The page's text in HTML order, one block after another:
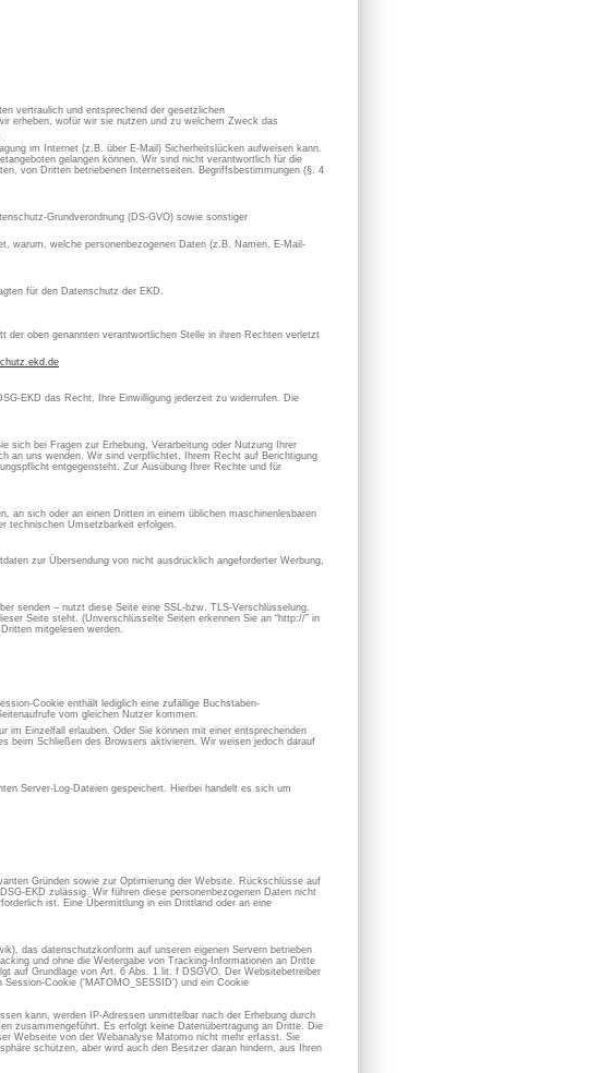
vertraulich und entsprechend der gesetzlichen
erheben, wofür wir sie nutzen und zu welchem Zweck das
im Internet (z.B. über E-Mail) Sicherheitslücken aufweisen kann.
gelangen können. Wir sind nicht verantwortlich für die
von Dritten betriebenen Internetseiten. Begriffsbestimmungen (§. 4
Grundverordnung (DS-GVO) sowie sonstiger
warum, welche personenbezogenen Daten (z.B. Namen, E-Mail-
für den Datenschutz der EKD.
der oben genannten verantwortlichen Stelle in ihren Rechten verletzt
EKD das Recht, Ihre Einwilligung jederzeit zu widerrufen. Die
sich bei Fragen zur Erhebung, Verarbeitung oder Nutzung Ihrer
an uns wenden. Wir sind verpflichtet, Ihrem Recht auf Berichtigung
entgegensteht. Zur Ausübung Ihrer Rechte und für
an sich oder an einen Dritten in einem üblichen maschinenlesbaren
technischen Umsetzbarkeit erfolgen.
zur Übersendung von nicht ausdrücklich angeforderter Werbung,
senden – nutzt diese Seite eine SSL-bzw. TLS-Verschlüsselung.
Seite steht. (Unverschlüsselte Seiten erkennen Sie an “http://” in
mitgelesen werden.
Cookie enthält lediglich eine zufällige Buchstaben-
vom gleichen Nutzer kommen.
im Einzelfall erlauben. Oder Sie können mit einer entsprechenden
beim Schließen des Browsers aktivieren. Wir weisen jedoch darauf
Server-Log-Dateien gespeichert. Hierbei handelt es sich um
Gründen sowie zur Optimierung der Website. Rückschlüsse auf
EKD zulässig. Wir führen diese personenbezogenen Daten nicht
ist. Eine Übermittlung in ein Drittland oder an eine
das datenschutzkonform auf unseren eigenen Servern betrieben
und ohne die Weitergabe von Tracking-Informationen an Dritte
auf Grundlage von Art. 6 Abs. 1 lit. f DSGVO. Der Websitebetreiber
Cookie ('MATOMO_SESSID') und ein Cookie
kann, werden IP-Adressen unmittelbar nach der Erhebung durch
zusammengeführt. Es erfolgt keine Datenübertragung an Dritte. Die
Webseite von der Webanalyse Matomo nicht mehr erfasst. Sie
schützen, aber wird auch den Besitzer daran hindern, aus Ihren